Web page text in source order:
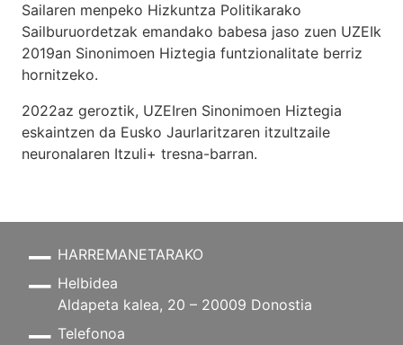
Sailaren menpeko Hizkuntza Politikarako
Sailburuordetzak emandako babesa jaso zuen UZEIk
2019an Sinonimoen Hiztegia funtzionalitate berriz
hornitzeko.
2022az geroztik, UZEIren Sinonimoen Hiztegia
eskaintzen da Eusko Jaurlaritzaren itzultzaile
neuronalaren Itzuli+ tresna-barran.
HARREMANETARAKO
Helbidea
Aldapeta kalea, 20 – 20009 Donostia
Telefonoa